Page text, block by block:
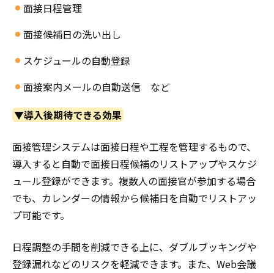
面接日程管理
面接候補日の洗い出し
スケジュールの自動登録
面接案内メールの自動送信 など
▼導入後期待できる効果
面接管理システムは面接日程や工程を管理するもので、
導入すると自動で面接日程候補のリストアップやスケジ
ュール登録ができます。複数人の面接官が参加する場合
でも、カレンダーの情報から候補日を自動でリストアッ
プ可能です。
日程調整の手間を削減できる上に、ダブルブッキングや
登録漏れなどのリスクを軽減できます。また、Web会議